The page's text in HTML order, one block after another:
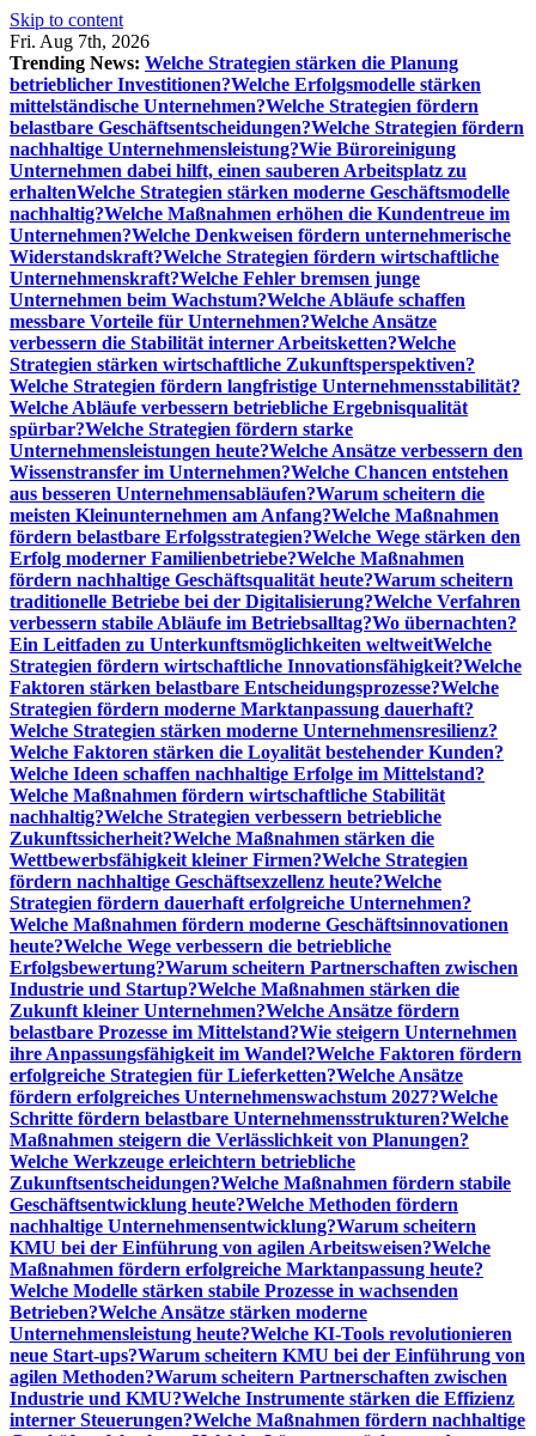
Skip to content
Fri. Aug 7th, 2026
Trending News: Welche Strategien stärken die Planung
betrieblicher Investitionen?Welche Erfolgsmodelle stärken
mittelständische Unternehmen?Welche Strategien fördern
belastbare Geschäftsentscheidungen?Welche Strategien fördern
nachhaltige Unternehmensleistung?Wie Büroreinigung
Unternehmen dabei hilft, einen sauberen Arbeitsplatz zu
erhaltenWelche Strategien stärken moderne Geschäftsmodelle
nachhaltig?Welche Maßnahmen erhöhen die Kundentreue im
Unternehmen?Welche Denkweisen fördern unternehmerische
Widerstandskraft?Welche Strategien fördern wirtschaftliche
Unternehmenskraft?Welche Fehler bremsen junge
Unternehmen beim Wachstum?Welche Abläufe schaffen
messbare Vorteile für Unternehmen?Welche Ansätze
verbessern die Stabilität interner Arbeitsketten?Welche
Strategien stärken wirtschaftliche Zukunftsperspektiven?
Welche Strategien fördern langfristige Unternehmensstabilität?
Welche Abläufe verbessern betriebliche Ergebnisqualität
spürbar?Welche Strategien fördern starke
Unternehmensleistungen heute?Welche Ansätze verbessern den
Wissenstransfer im Unternehmen?Welche Chancen entstehen
aus besseren Unternehmensabläufen?Warum scheitern die
meisten Kleinunternehmen am Anfang?Welche Maßnahmen
fördern belastbare Erfolgsstrategien?Welche Wege stärken den
Erfolg moderner Familienbetriebe?Welche Maßnahmen
fördern nachhaltige Geschäftsqualität heute?Warum scheitern
traditionelle Betriebe bei der Digitalisierung?Welche Verfahren
verbessern stabile Abläufe im Betriebsalltag?Wo übernachten?
Ein Leitfaden zu Unterkunftsmöglichkeiten weltweitWelche
Strategien fördern wirtschaftliche Innovationsfähigkeit?Welche
Faktoren stärken belastbare Entscheidungsprozesse?Welche
Strategien fördern moderne Marktanpassung dauerhaft?
Welche Strategien stärken moderne Unternehmensresilienz?
Welche Faktoren stärken die Loyalität bestehender Kunden?
Welche Ideen schaffen nachhaltige Erfolge im Mittelstand?
Welche Maßnahmen fördern wirtschaftliche Stabilität
nachhaltig?Welche Strategien verbessern betriebliche
Zukunftssicherheit?Welche Maßnahmen stärken die
Wettbewerbsfähigkeit kleiner Firmen?Welche Strategien
fördern nachhaltige Geschäftsexzellenz heute?Welche
Strategien fördern dauerhaft erfolgreiche Unternehmen?
Welche Maßnahmen fördern moderne Geschäftsinnovationen
heute?Welche Wege verbessern die betriebliche
Erfolgsbewertung?Warum scheitern Partnerschaften zwischen
Industrie und Startup?Welche Maßnahmen stärken die
Zukunft kleiner Unternehmen?Welche Ansätze fördern
belastbare Prozesse im Mittelstand?Wie steigern Unternehmen
ihre Anpassungsfähigkeit im Wandel?Welche Faktoren fördern
erfolgreiche Strategien für Lieferketten?Welche Ansätze
fördern erfolgreiches Unternehmenswachstum 2027?Welche
Schritte fördern belastbare Unternehmensstrukturen?Welche
Maßnahmen steigern die Verlässlichkeit von Planungen?
Welche Werkzeuge erleichtern betriebliche
Zukunftsentscheidungen?Welche Maßnahmen fördern stabile
Geschäftsentwicklung heute?Welche Methoden fördern
nachhaltige Unternehmensentwicklung?Warum scheitern
KMU bei der Einführung von agilen Arbeitsweisen?Welche
Maßnahmen fördern erfolgreiche Marktanpassung heute?
Welche Modelle stärken stabile Prozesse in wachsenden
Betrieben?Welche Ansätze stärken moderne
Unternehmensleistung heute?Welche KI-Tools revolutionieren
neue Start-ups?Warum scheitern KMU bei der Einführung von
agilen Methoden?Warum scheitern Partnerschaften zwischen
Industrie und KMU?Welche Instrumente stärken die Effizienz
interner Steuerungen?Welche Maßnahmen fördern nachhaltige